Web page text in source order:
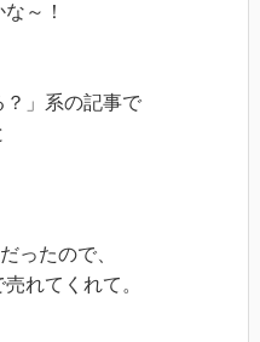
～！
？」系の記事で
ったので、
れてくれて。